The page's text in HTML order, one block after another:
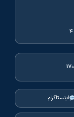
اینستاگرام